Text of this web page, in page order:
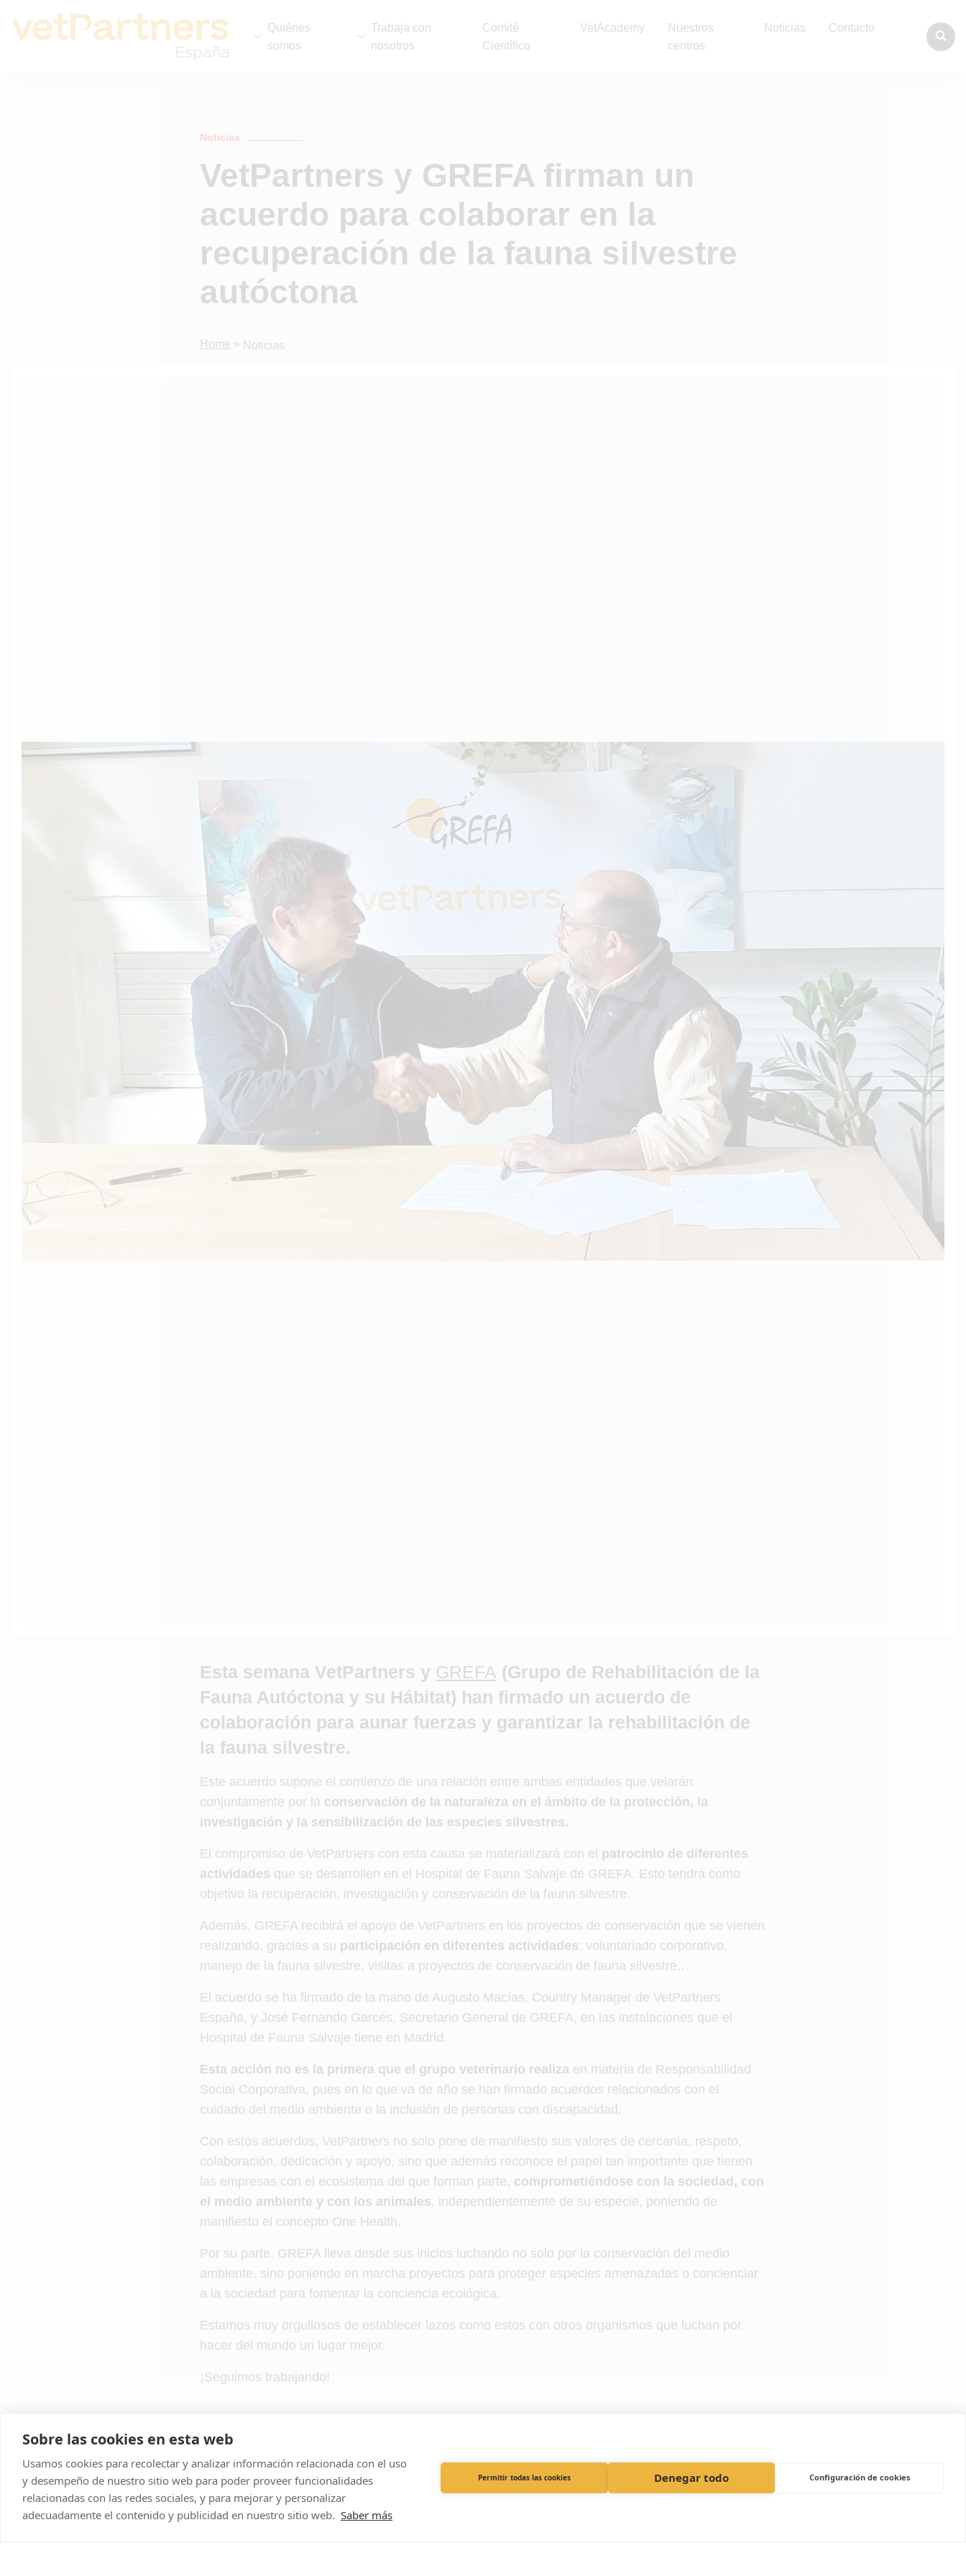
Sobre las cookies en esta web
Usamos cookies para recolectar y analizar información relacionada con el uso
y desempeño de nuestro sitio web para poder proveer funcionalidades
relacionadas con las redes sociales, y para mejorar y personalizar
adecuadamente el contenido y publicidad en nuestro sitio web. Saber más
Permitir todas las cookies Denegar todo Configuración de cookies
Quiénes
somos
Trabaja con
nosotros
Comité
Científico
VetAcademy
Nuestros
centros
Noticias Contacto
Noticias
VetPartners y GREFA firman un
acuerdo para colaborar en la
recuperación de la fauna silvestre
autóctona
Home » Noticias
Esta semana VetPartners y GREFA (Grupo de Rehabilitación de la
Fauna Autóctona y su Hábitat) han firmado un acuerdo de
colaboración para aunar fuerzas y garantizar la rehabilitación de
la fauna silvestre.
Este acuerdo supone el comienzo de una relación entre ambas entidades que velarán
conjuntamente por la conservación de la naturaleza en el ámbito de la protección, la
investigación y la sensibilización de las especies silvestres.
El compromiso de VetPartners con esta causa se materializará con el patrocinio de diferentes
actividades que se desarrollen en el Hospital de Fauna Salvaje de GREFA. Esto tendrá como
objetivo la recuperación, investigación y conservación de la fauna silvestre.
Además, GREFA recibirá el apoyo de VetPartners en los proyectos de conservación que se vienen
realizando, gracias a su participación en diferentes actividades: voluntariado corporativo,
manejo de la fauna silvestre, visitas a proyectos de conservación de fauna silvestre…
El acuerdo se ha firmado de la mano de Augusto Macías, Country Manager de VetPartners
España, y José Fernando Garcés, Secretario General de GREFA, en las instalaciones que el
Hospital de Fauna Salvaje tiene en Madrid.
Esta acción no es la primera que el grupo veterinario realizaen materia de Responsabilidad
Social Corporativa, pues en lo que va de año se han firmado acuerdos relacionados con el
cuidado del medio ambiente o la inclusión de personas con discapacidad.
Con estos acuerdos, VetPartners no solo pone de manifiesto sus valores de cercanía, respeto,
colaboración, dedicación y apoyo, sino que además reconoce el papel tan importante que tienen
las empresas con el ecosistema del que forman parte, comprometiéndose con la sociedad, con
el medio ambiente y con los animales, independientemente de su especie, poniendo de
manifiesto el concepto One Health.
Por su parte, GREFA lleva desde sus inicios luchando no solo por la conservación del medio
ambiente, sino poniendo en marcha proyectos para proteger especies amenazadas o concienciar
a la sociedad para fomentar la conciencia ecológica.
Estamos muy orgullosos de establecer lazos como estos con otros organismos que luchan por
hacer del mundo un lugar mejor.
¡Seguimos trabajando!
Explore more